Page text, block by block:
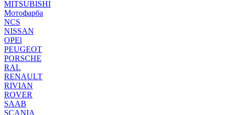
MITSUBISHI
Мотофарба
NCS
NISSAN
OPEl
PEUGEOT
PORSCHE
RAL
RENAULT
RIVIAN
ROVER
SAAB
SCANIA